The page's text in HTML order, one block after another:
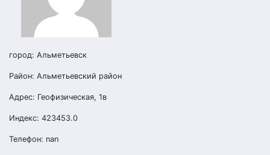
город: Альметьевск
Район: Альметьевский район
Адрес: Геофизическая, 1в
Индекс: 423453.0
Телефон: nan